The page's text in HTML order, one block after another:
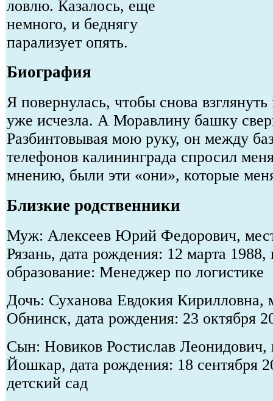
ловлю. Казалось, еще
немного, и беднягу
парализует опять.
Биография
Я повернулась, чтобы снова
уже исчезла. А Моравлину башку
Разбинтовывая мою руку, он между
телефонов калининграда спросил
мнению, были эти «они», которые
Близкие родственники
Муж: Алексеев Юрий Федорович,
Рязань, дата рождения: 12 марта
образование: Менеджер по логистике
Дочь: Суханова Евдокия Кирилловна,
Обнинск, дата рождения: 23 октября
Сын: Новиков Ростислав Леонидович,
Йошкар, дата рождения: 18 сентября
детский сад